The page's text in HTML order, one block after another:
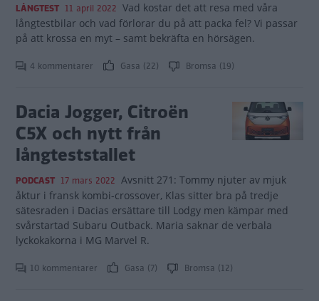
LÅNGTEST 11 april 2022 Vad kostar det att resa med våra
långtestbilar och vad förlorar du på att packa fel? Vi passar
på att krossa en myt – samt bekräfta en hörsägen.
4 kommentarer Gasa (22) Bromsa (19)
Dacia Jogger, Citroën
C5X och nytt från
långteststallet
PODCAST 17 mars 2022 Avsnitt 271: Tommy njuter av mjuk
åktur i fransk kombi-crossover, Klas sitter bra på tredje
sätesraden i Dacias ersättare till Lodgy men kämpar med
svårstartad Subaru Outback. Maria saknar de verbala
lyckokakorna i MG Marvel R.
10 kommentarer Gasa (7) Bromsa (12)